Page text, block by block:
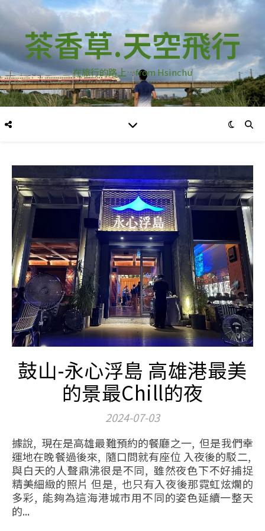
茶香草.天空飛行
在旅行的路上…from Hsinchu
鼓山-永心浮島 高雄港最美
的景最Chill的夜
2024-07-03
據說, 現在是高雄最難預約的餐廳之一, 但是我們幸
運地在晚餐過後來, 隨口問就有座位 入夜後的駁二,
與白天的人聲鼎沸很是不同, 雖然夜色下不好捕捉
精美細緻的照片 但是, 也只有入夜後那霓虹炫爛的
多彩, 能夠為這海港城市用不同的姿色延續一整天
的...